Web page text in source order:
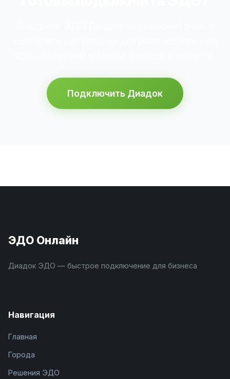
Подключить Диадок
ЭДО Онлайн
Диадок ЭДО — быстрое подключение для бизнеса
Навигация
Главная
Города
Решения ЭДО